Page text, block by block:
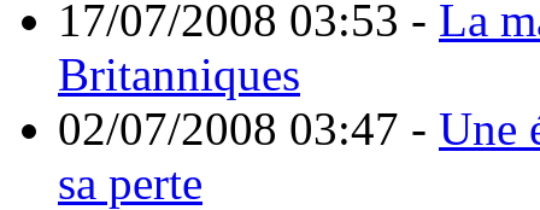
17/07/2008 03:53 - La
Britanniques
02/07/2008 03:47 - Une
sa perte